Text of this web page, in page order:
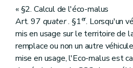
« §2. Calcul de l'éco-malus
Art. 97 quater. §1er. Lorsqu'un
mis en usage sur le territoire de
remplace ou non un autre
mise en usage, l'Eco-malus est